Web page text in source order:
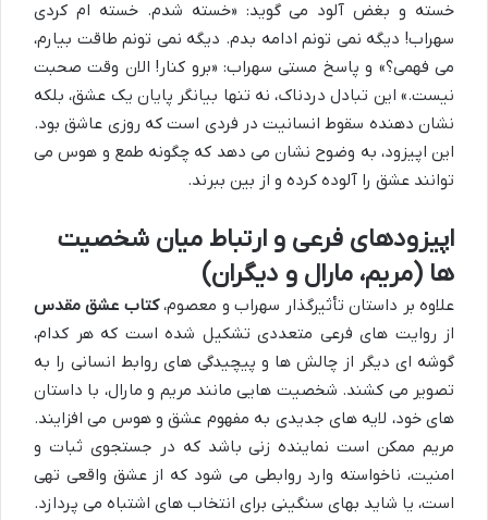
خسته و بغض آلود می گوید: «خسته شدم. خسته ام کردی
سهراب! دیگه نمی تونم ادامه بدم. دیگه نمی تونم طاقت بیارم،
می فهمی؟» و پاسخ مستی سهراب: «برو کنار! الان وقت صحبت
نیست.» این تبادل دردناک، نه تنها بیانگر پایان یک عشق، بلکه
نشان دهنده سقوط انسانیت در فردی است که روزی عاشق بود.
این اپیزود، به وضوح نشان می دهد که چگونه طمع و هوس می
توانند عشق را آلوده کرده و از بین ببرند.
اپیزودهای فرعی و ارتباط میان شخصیت
ها (مریم، مارال و دیگران)
علاوه بر داستان تأثیرگذار سهراب و معصوم،کتاب عشق مقدس
از روایت های فرعی متعددی تشکیل شده است که هر کدام،
گوشه ای دیگر از چالش ها و پیچیدگی های روابط انسانی را به
تصویر می کشند. شخصیت هایی مانند مریم و مارال، با داستان
های خود، لایه های جدیدی به مفهوم عشق و هوس می افزایند.
مریم ممکن است نماینده زنی باشد که در جستجوی ثبات و
امنیت، ناخواسته وارد روابطی می شود که از عشق واقعی تهی
است، یا شاید بهای سنگینی برای انتخاب های اشتباه می پردازد.